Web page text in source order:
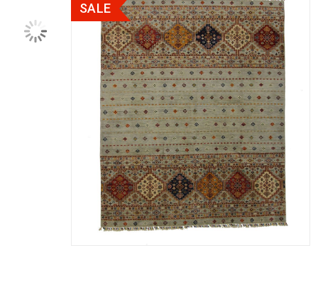
SALE